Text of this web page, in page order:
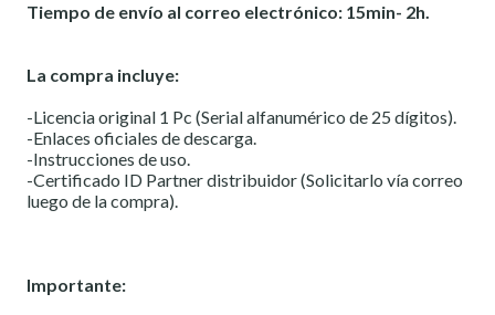
Tiempo de envío al correo electrónico: 15min- 2h.
La compra incluye:
-Licencia original 1 Pc (Serial alfanumérico de 25 dígitos).
-Enlaces oficiales de descarga.
-Instrucciones de uso.
-Certificado ID Partner distribuidor (Solicitarlo vía correo
luego de la compra).
Importante: